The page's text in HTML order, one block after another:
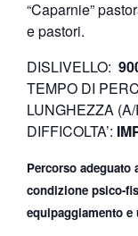
“Caparnie”
e pastori.
DISLIVELLO:
TEMPO DI
LUNGHEZZA
DIFFICOLTA’:
Percorso adeguato
condizione psico-
equipaggiamento